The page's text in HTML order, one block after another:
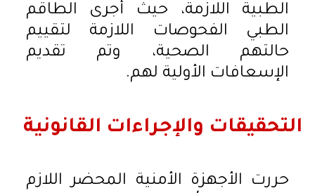
الطبية اللازمة، حيث أجرى الطاقم
الطبي الفحوصات اللازمة لتقييم
حالتهم الصحية، وتم تقديم
الإسعافات الأولية لهم.
التحقيقات والإجراءات القانونية
حررت الأجهزة الأمنية المحضر اللازم